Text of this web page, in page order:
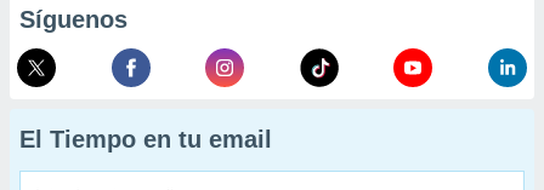
Síguenos
El Tiempo en tu email